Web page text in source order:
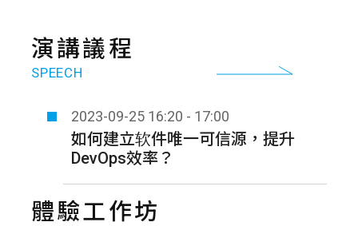
演講議程
SPEECH
2023-09-25 16:20 - 17:00
如何建立软件唯一可信源，提升
DevOps效率？
體驗工作坊